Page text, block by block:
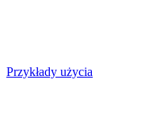
Przykłady użycia